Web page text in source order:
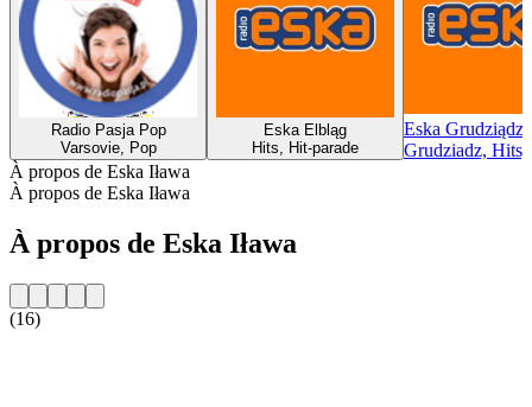
Radio Pasja Pop
Varsovie, Pop
Eska Elbląg
Hits, Hit-parade
Eska Grudziądz
Grudziadz, Hits,
À propos de Eska Iława
À propos de Eska Iława
À propos de Eska Iława
(16)